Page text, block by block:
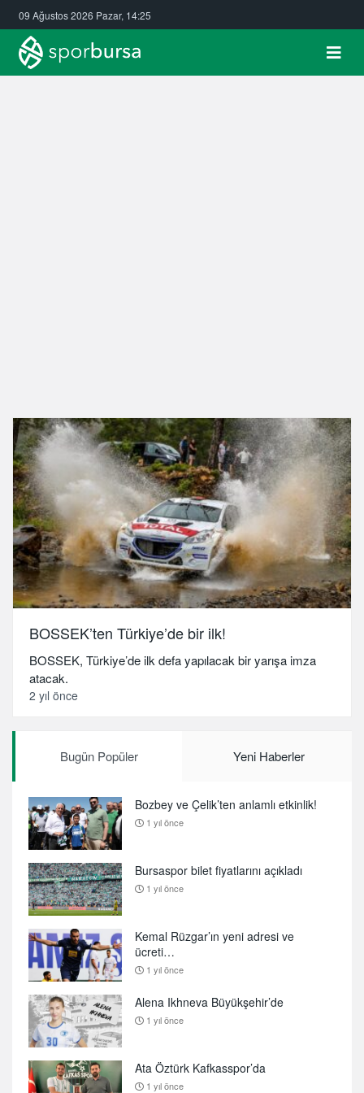
09 Ağustos 2026 Pazar, 14:25
BOSSEK’ten Türkiye’de bir ilk!
BOSSEK, Türkiye’de ilk defa yapılacak bir yarışa imza
atacak.
2 yıl önce
Bugün Popüler Yeni Haberler
Bozbey ve Çelik’ten anlamlı etkinlik!
1 yıl önce
Bursaspor bilet fiyatlarını açıkladı
1 yıl önce
Kemal Rüzgar’ın yeni adresi ve
ücreti…
1 yıl önce
Alena Ikhneva Büyükşehir’de
1 yıl önce
Ata Öztürk Kafkasspor’da
1 yıl önce